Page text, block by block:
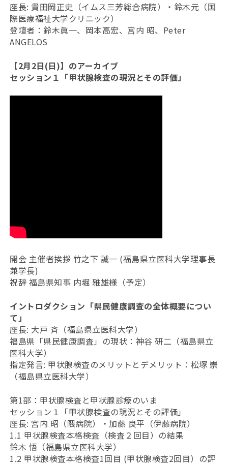
座長: 貴田岡正史（イムス三芳総合病院）・鈴木元（国
際医療福祉大学クリニック）
登壇者：鈴木眞一、岡本高宏、宮内 昭、Peter
ANGELOS
【2月2日(日)】のアーカイブ
セッション１「甲状腺検査の現況とその評価」
開会 主催者挨拶 竹之下 誠一 (福島県立医科大学理事長
兼学長)
祝辞 福島県知事 内堀 雅雄様（予定）
イントロダクション「県民健康調査の全体概要につい
て」
座長: 大戸 斉（福島県立医科大学）
福島県「県民健康調査」の現状：神谷 研二（福島県立
医科大学）
指定発言: 甲状腺検査のメリットとデメリット：松塚 崇
（福島県立医科大学）
第1部：甲状腺検査と甲状腺診療のいま
セッション１「甲状腺検査の現況とその評価」
座長: 宮内 昭（隈病院）・加藤 良平（伊藤病院）
1.1 甲状腺検査本格検査（検査２回目）の結果
鈴木 悟（福島県立医科大学）
1.2 甲状腺検査本格検査1回目 (甲状腺検査2回目）の評